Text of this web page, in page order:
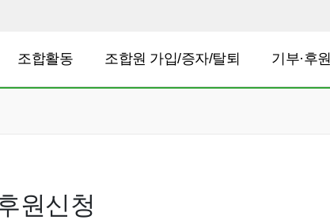
조합활동 조합원 가입/증자/탈퇴 기부·후원
원신청